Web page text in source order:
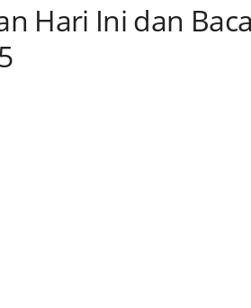
Hari Ini dan